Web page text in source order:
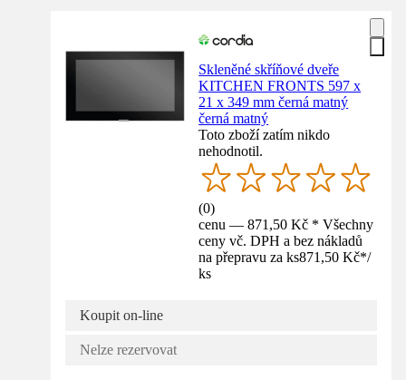
Skleněné skříňové dveře
KITCHEN FRONTS 597 x
21 x 349 mm černá matný
černá matný
Toto zboží zatím nikdo
nehodnotil.
(0)
cenu — 871,50 Kč * Všechny
ceny vč. DPH a bez nákladů
na přepravu za ks871,50 Kč*/
ks
Koupit on-line
Nelze rezervovat